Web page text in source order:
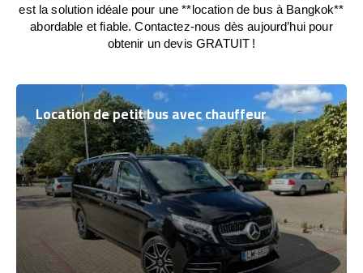
est la solution idéale pour une **location de bus à Bangkok**
abordable et fiable. Contactez-nous dès aujourd’hui pour
obtenir un devis GRATUIT !
Location de petit bus avec chauffeur